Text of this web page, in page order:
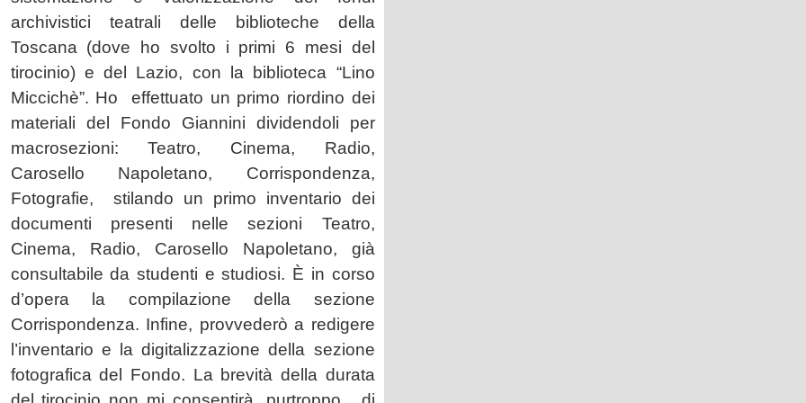
archivistici teatrali delle biblioteche della
Toscana (dove ho svolto i primi 6 mesi del
tirocinio) e del Lazio, con la biblioteca “Lino
Miccichè”. Ho
effettuato un primo riordino dei
materiali del Fondo Giannini dividendoli per
macrosezioni: Teatro, Cinema, Radio,
Carosello Napoletano, Corrispondenza,
Fotografie,
stilando un primo inventario dei
documenti presenti nelle sezioni Teatro,
Cinema, Radio, Carosello Napoletano, già
consultabile da studenti e studiosi. È in corso
d’opera la compilazione della sezione
Corrispondenza. Infine, provvederò a redigere
l’inventario e la digitalizzazione della sezione
fotografica del Fondo. La brevità della durata